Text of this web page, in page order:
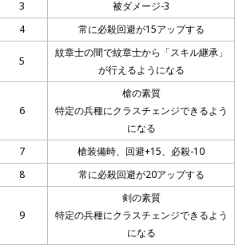
3
被ダメージ-3
4 常に必殺回避が15アップする
5
紋章士の間で紋章士から「スキル継承」
が行えるようになる
6
槍の素質
特定の兵種にクラスチェンジできるよう
になる
7
槍装備時、回避+15、必殺-10
8 常に必殺回避が20アップする
9
剣の素質
特定の兵種にクラスチェンジできるよう
になる